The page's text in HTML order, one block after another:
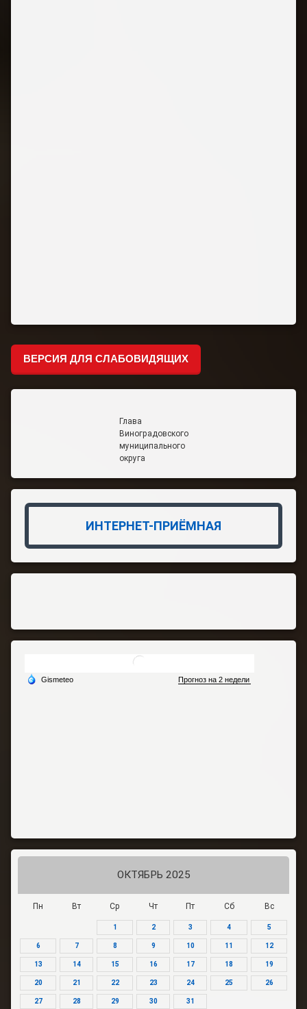
ВЕРСИЯ ДЛЯ СЛАБОВИДЯЩИХ
Глава
Виноградовского
муниципального
округа
ИНТЕРНЕТ-ПРИЁМНАЯ
ОКТЯБРЬ 2025
Пн Вт Ср Чт Пт Сб Вс
1 2 3 4 5
6 7 8 9 10 11 12
13 14 15 16 17 18 19
20 21 22 23 24 25 26
27 28 29 30 31